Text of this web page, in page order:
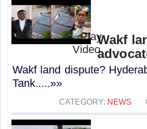
Wakf
Wakf land dispute?
Tank.....»»
CATEGORY: NEWS